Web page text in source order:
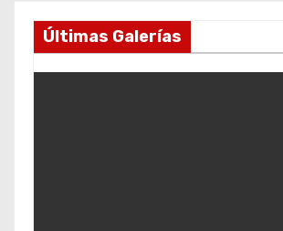
Últimas Galerías